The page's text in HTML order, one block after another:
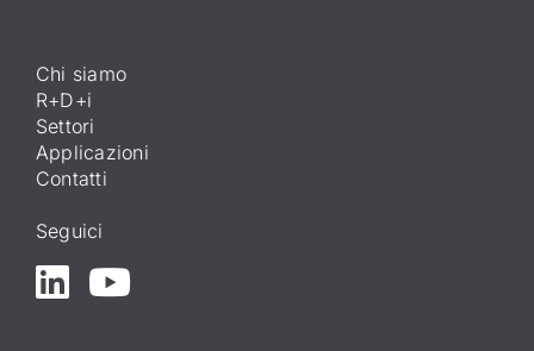
Chi siamo
R+D+i
Settori
Applicazioni
Contatti
Seguici